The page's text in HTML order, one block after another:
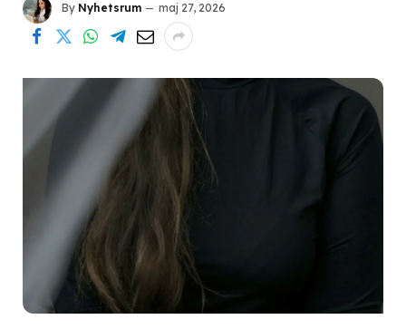
By Nyhetsrum maj 27, 2026